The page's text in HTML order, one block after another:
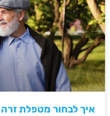
איך לבחור מטפלת